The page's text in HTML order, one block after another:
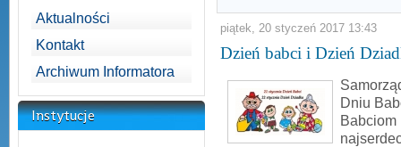
Aktualności
Kontakt
Archiwum Informatora
Instytucje
piątek, 20 styczeń 2017 13:43
Dzień babci i Dzień
Dniu